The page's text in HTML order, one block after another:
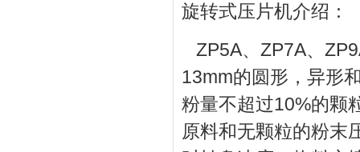
旋转式压片机介绍：
ZP5A、ZP7A、
13mm的圆形，异形
粉量不超过10%的颗
原料和无颗粒的粉末